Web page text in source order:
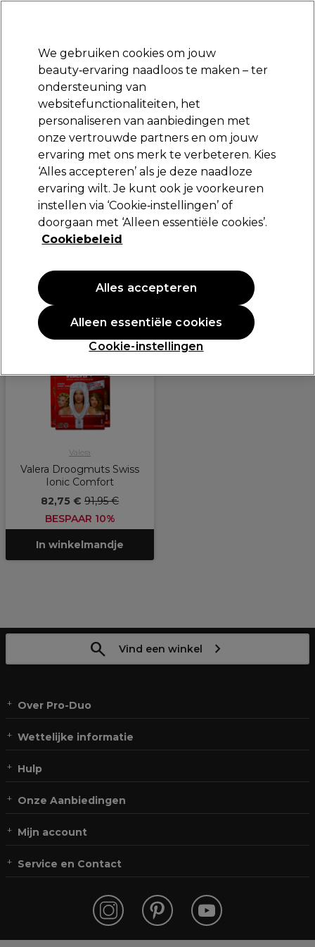
Aanmelden
Merken Deals Haar Elektra
Volgende dag geleverd*
Na verzending, maandag t/m vrijdag
Merken Valera
Valera
Sorteren op:Populariteit
PROMOTIE
Valera
Valera Droogmuts Swiss
Ionic Comfort
82,75 € 91,95 €
BESPAAR 10%
In winkelmandje
Vind een winkel
Over Pro-Duo
Wettelijke informatie
Hulp
Onze Aanbiedingen
Mijn account
Service en Contact
We gebruiken cookies om jouw
beauty‑ervaring naadloos te maken – ter
ondersteuning van
websitefunctionaliteiten, het
personaliseren van aanbiedingen met
onze vertrouwde partners en om jouw
ervaring met ons merk te verbeteren. Kies
‘Alles accepteren’ als je deze naadloze
ervaring wilt. Je kunt ook je voorkeuren
instellen via ‘Cookie‑instellingen’ of
doorgaan met ‘Alleen essentiële cookies’.
Cookiebeleid
Cookie-instellingen
Alleen essentiële cookies
Alles accepteren